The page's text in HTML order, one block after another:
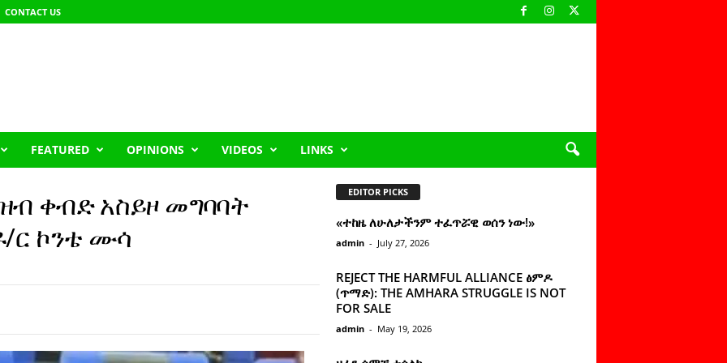
CONTACT US
FEATURED OPINIONS VIDEOS LINKS
ቀብድ አስይዞ መግባባት
ር ኮንቴ ሙሳ
EDITOR PICKS
«ተከዜ ለሁለታችንም ተፈጥሯዊ ወሰን ነው!»
admin - July 27, 2026
REJECT THE HARMFUL ALLIANCE ፅምዶ
(ጥማድ): THE AMHARA STRUGGLE IS NOT
FOR SALE
admin - May 19, 2026